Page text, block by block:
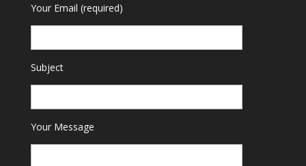
Your Email (required)
Subject
Your Message